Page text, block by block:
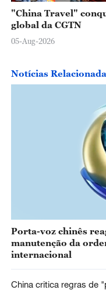
"China Travel"
global da CGTN
05-Aug-2026
Notícias
Porta-voz chinês
manutenção da
internacional
China critica regras de